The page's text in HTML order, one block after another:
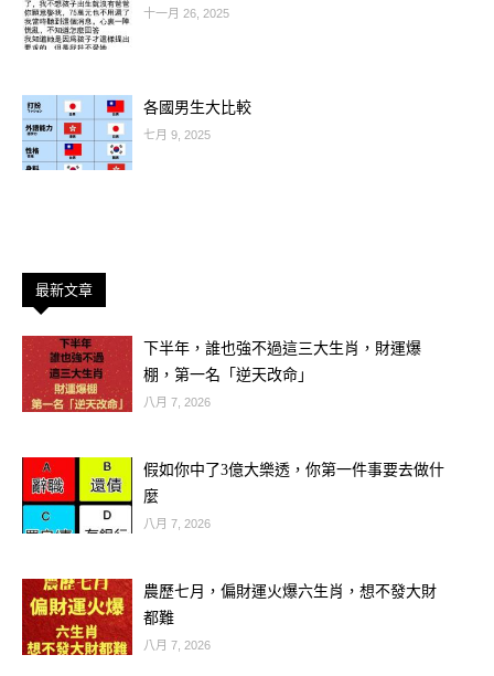
議。很多人看了都留言表示感動：「看
哭了，這才是真正的父愛。」「日子再
有人幫幫這對父女吧……」
但沒想到，當大家紛紛轉傳、捐款、想
十一月 26, 2025
各國男生大比較
七月 9, 2025
最新文章
下半年，誰也強不過這三大生肖，財運爆
棚，第一名「逆天改命」
八月 7, 2026
假如你中了3億大樂透，你第一件事要去做什
麼
八月 7, 2026
農歷七月，偏財運火爆六生肖，想不發大財
都難
八月 7, 2026